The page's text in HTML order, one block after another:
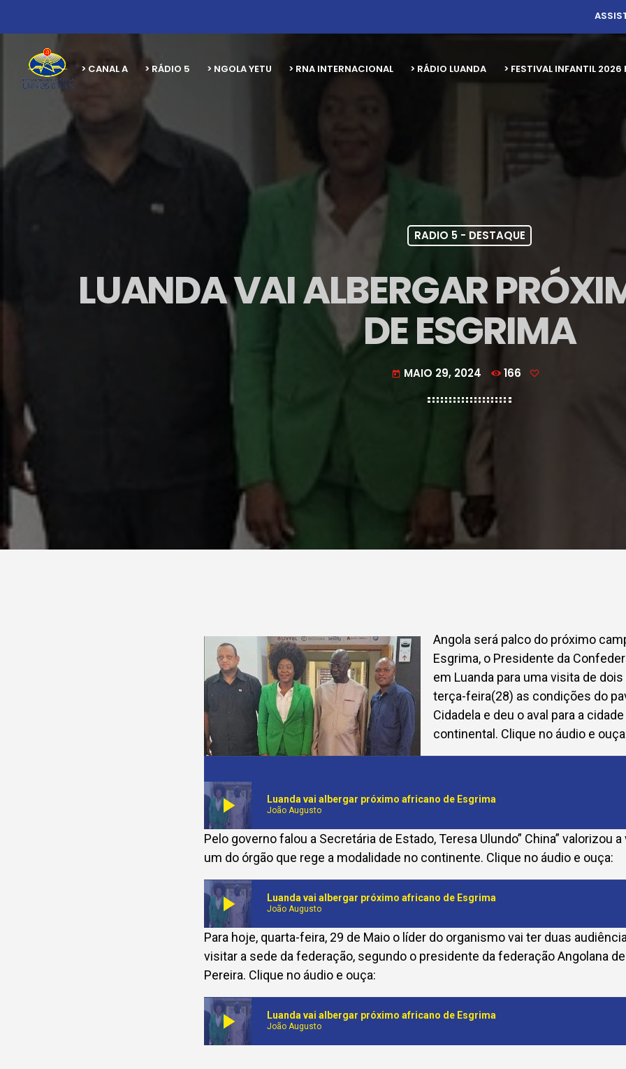
> CANAL A > RÁDIO 5 > NGOLA YETU > RNA INTERNACIONAL > RÁDIO LUANDA > FESTIVAL INFANTIL
RADIO 5 - DESTAQUE
LUANDA VAI ALBERGAR
DE ESGRIMA
today MAIO 29, 2024 166
Angola será palco do próximo
Esgrima, o Presidente da
em Luanda para uma visita de
terça-feira(28) as condições do
Cidadela e deu o aval para a
continental. Clique no áudio e
play_arrow Luanda vai albergar próximo africano de Esgrima
João Augusto
Pelo governo falou a Secretária de Estado, Teresa Ulundo” China” valorizou
um do órgão que rege a modalidade no continente. Clique no áudio e ouça:
play_arrow Luanda vai albergar próximo africano de Esgrima
João Augusto
Para hoje, quarta-feira, 29 de Maio o líder do organismo vai ter duas
visitar a sede da federação, segundo o presidente da federação Angolana
Pereira. Clique no áudio e ouça:
play_arrow Luanda vai albergar próximo africano de Esgrima
João Augusto